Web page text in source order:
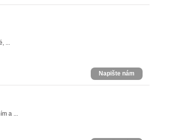
...
Napište nám
a ...